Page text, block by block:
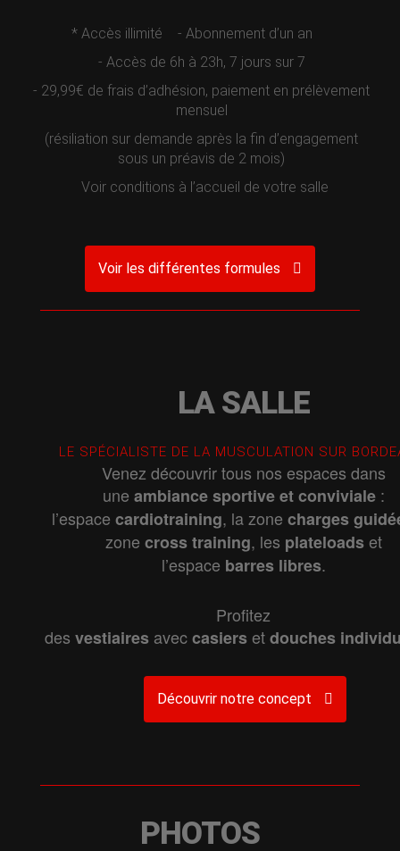
* Accès illimité
- Abonnement d’un an
- Accès de 6h à 23h, 7 jours sur 7
- 29,99€ de frais d’adhésion, paiement en prélèvement
mensuel
(résiliation sur demande après la fin d’engagement
sous un préavis de 2 mois)
Voir conditions à l’accueil de votre salle
Voir les différentes formules
LA SALLE
LE SPÉCIALISTE DE LA MUSCULATION SUR
Venez découvrir tous nos espaces dans
une ambiance sportive et conviviale:
l’espace cardiotraining, la zone charges
zone cross training, les plateloads et
l’espace barres libres.
Profitez
des vestiaires aveccasiers etdouches
Découvrir notre concept
PHOTOS